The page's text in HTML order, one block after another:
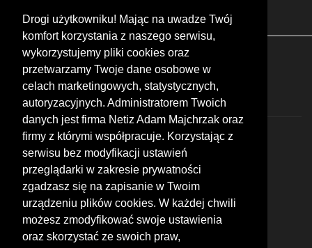
Drogi użytkowniku! Mając na uwadze Twój
komfort korzystania z naszego serwisu,
wykorzystujemy pliki cookies oraz
przetwarzamy Twoje dane osobowe w
celach marketingowych, statystycznych,
autoryzacyjnych. Administratorem Twoich
danych jest firma Netiz Adam Majchrzak oraz
firmy z którymi współpracuje. Korzystając z
serwisu bez modyfikacji ustawień
przeglądarki w zakresie prywatności
zgadzasz się na zapisanie w Twoim
urządzeniu plików cookies. W każdej chwili
możesz zmodyfikować swoje ustawienia
oraz skorzystać ze swoich praw,
Targi
Giełdy Szkolenia
FOLLOW US
© 2026 by MotoWhizzer.com
All rights reserved.
KONTAKT
ul. Chopina 16, I piętro